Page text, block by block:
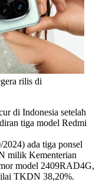
rilis di
di Indonesia setelah
tiga model Redmi
2024) ada tiga ponsel
milik Kementerian
model 2409RAD4G,
TKDN 38,20%.